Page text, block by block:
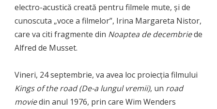
electro-acustică creată pentru filmele mute, și de
cunoscuta „voce a filmelor”, Irina Margareta Nistor,
care va citi fragmente din Noaptea de decembriede
Alfred de Musset.
Vineri, 24 septembrie, va avea loc proiecția filmului
Kings of the road (De-a lungul vremii), un road
moviedin anul 1976, prin care Wim Wenders